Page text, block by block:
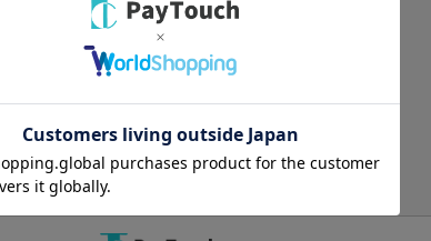
Copyright 2022 Watahan Homeaid Co., Ltd.
Powered by Watahan Partners Co., Ltd.